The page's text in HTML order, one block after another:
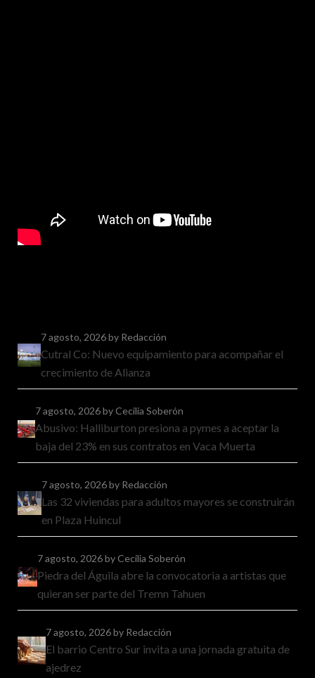
7 agosto, 2026by Redacción
Cutral Co: Nuevo equipamiento para acompañar el
crecimiento de Alianza
7 agosto, 2026by Cecilia Soberón
Abusivo: Halliburton presiona a pymes a aceptar la
baja del 23% en sus contratos en Vaca Muerta
7 agosto, 2026by Redacción
Las 32 viviendas para adultos mayores se construirán
en Plaza Huincul
7 agosto, 2026by Cecilia Soberón
Piedra del Águila abre la convocatoria a artistas que
quieran ser parte del Tremn Tahuen
7 agosto, 2026by Redacción
El barrio Centro Sur invita a una jornada gratuita de
ajedrez